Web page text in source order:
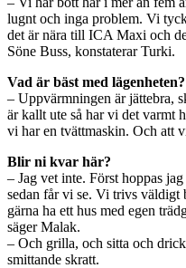
lugnt och inga problem. Vi
det är nära till ICA Maxi och
Söne Buss, konstaterar Turki.
Vad är bäst med lägenheten?
– Uppvärmningen är jättebra,
är kallt ute så har vi det varmt
vi har en tvättmaskin. Och att
Blir ni kvar här?
– Jag vet inte. Först hoppas
sedan får vi se. Vi trivs väldigt
gärna ha ett hus med egen
säger Malak.
– Och grilla, och sitta och
smittande skratt.